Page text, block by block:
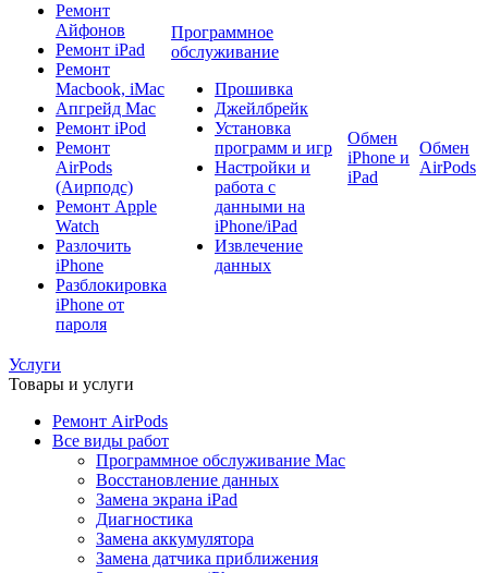
Ремонт
Айфонов
Ремонт iPad
Ремонт
Macbook, iMac
Апгрейд Mac
Ремонт iPod
Ремонт
AirPods
(Аирподс)
Ремонт Apple
Watch
Разлочить
iPhone
Разблокировка
iPhone от
пароля
Программное
обслуживание
Прошивка
Джейлбрейк
Установка
программ и игр
Настройки и
работа с
данными на
iPhone/iPad
Извлечение
данных
Обмен
iPhone и
iPad
Обмен
AirPods
Услуги
Товары и услуги
Ремонт AirPods
Все виды работ
Программное обслуживание Mac
Восстановление данных
Замена экрана iPad
Диагностика
Замена аккумулятора
Замена датчика приближения